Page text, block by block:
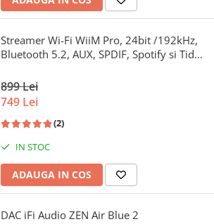
Streamer Wi-Fi WiiM Pro, 24bit /192kHz,
Bluetooth 5.2, AUX, SPDIF, Spotify si Tidal
899 Lei
749 Lei
(2)
IN STOC
ADAUGA IN COS
DAC iFi Audio ZEN Air Blue 2